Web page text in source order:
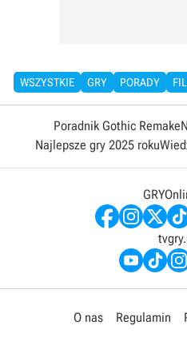
WSZYSTKIE GRY PORADY
Poradnik Gothic Remake
Najlepsze gry 2025 roku
O nas Regulamin